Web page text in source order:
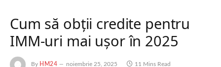
Cum să obții credite pentru
IMM-uri mai ușor în 2025
By HM24 noiembrie 25, 2025 11 Mins Read